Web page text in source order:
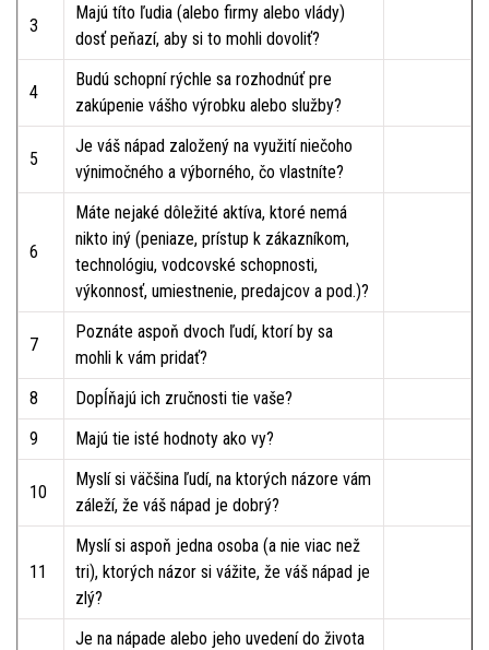
3
Majú títo ľudia (alebo firmy alebo vlády)
dosť peňazí, aby si to mohli dovoliť?
4
Budú schopní rýchle sa rozhodnúť pre
zakúpenie vášho výrobku alebo služby?
5
Je váš nápad založený na využití niečoho
výnimočného a výborného, čo vlastníte?
6
Máte nejaké dôležité aktíva, ktoré nemá
nikto iný (peniaze, prístup k zákazníkom,
technológiu, vodcovské schopnosti,
výkonnosť, umiestnenie, predajcov a pod.)?
7
Poznáte aspoň dvoch ľudí, ktorí by sa
mohli k vám pridať?
8
Dopĺňajú ich zručnosti tie vaše?
9
Majú tie isté hodnoty ako vy?
10
Myslí si väčšina ľudí, na ktorých názore vám
záleží, že váš nápad je dobrý?
11
Myslí si aspoň jedna osoba (a nie viac než
tri), ktorých názor si vážite, že váš nápad je
zlý?
Je na nápade alebo jeho uvedení do života